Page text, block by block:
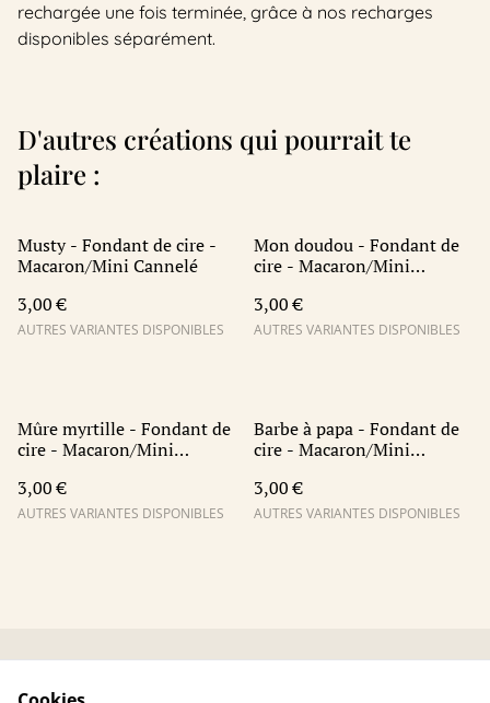
rechargée une fois terminée, grâce à nos recharges
disponibles séparément.
D'autres créations qui pourrait te
plaire :
Musty - Fondant de cire -
Macaron/Mini Cannelé
3,00 €
AUTRES VARIANTES DISPONIBLES
Mon doudou - Fondant de
cire - Macaron/Mini
3,00 €
AUTRES VARIANTES DISPONIBLES
Mûre myrtille - Fondant de
cire - Macaron/Mini
3,00 €
AUTRES VARIANTES DISPONIBLES
Barbe à papa - Fondant de
cire - Macaron/Mini
3,00 €
AUTRES VARIANTES DISPONIBLES